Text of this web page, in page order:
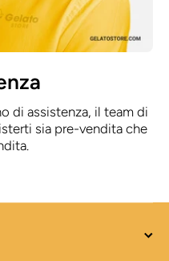
di assistenza, il team di
sia pre-vendita che